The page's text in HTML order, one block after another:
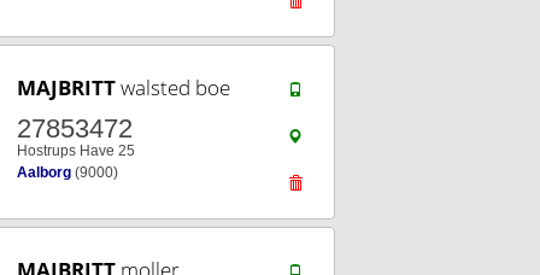
MAJBRITTwalsted boe
27853472
Hostrups Have 25
Aalborg (9000)